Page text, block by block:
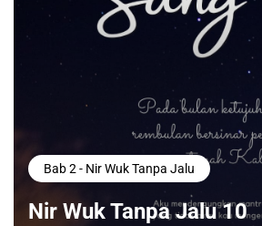
Bab 2 - Nir Wuk Tanpa Jalu
Nir Wuk Tanpa Jalu 10